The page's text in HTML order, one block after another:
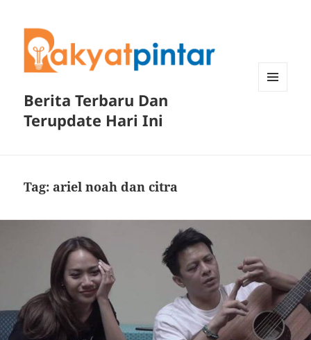
Berita Terbaru Dan
Terupdate Hari Ini
Tag: ariel noah dan citra